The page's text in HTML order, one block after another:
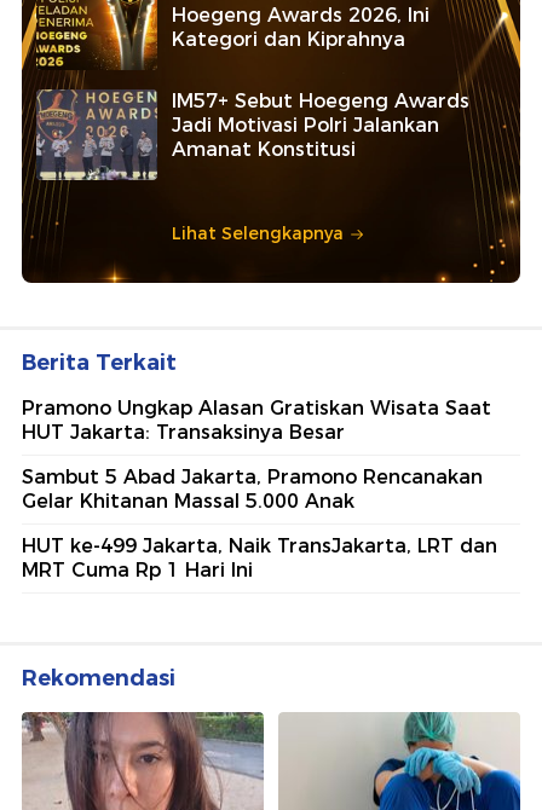
Hoegeng Awards 2026, Ini
Kategori dan Kiprahnya
IM57+ Sebut Hoegeng Awards
Jadi Motivasi Polri Jalankan
Amanat Konstitusi
Lihat Selengkapnya
Berita Terkait
Pramono Ungkap Alasan Gratiskan Wisata Saat
HUT Jakarta: Transaksinya Besar
Sambut 5 Abad Jakarta, Pramono Rencanakan
Gelar Khitanan Massal 5.000 Anak
HUT ke-499 Jakarta, Naik TransJakarta, LRT dan
MRT Cuma Rp 1 Hari Ini
Rekomendasi